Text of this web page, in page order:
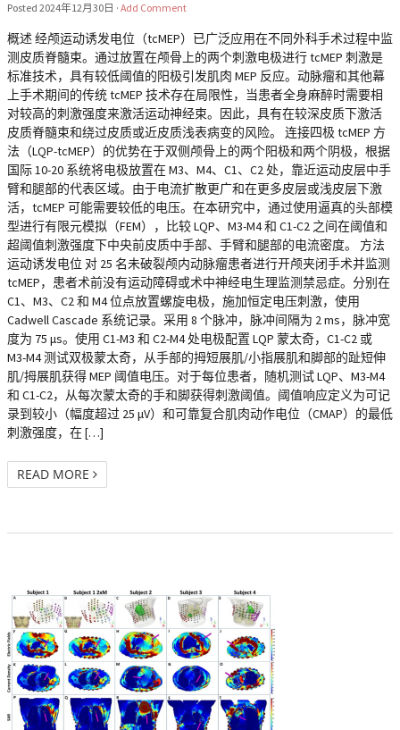
Posted 2024年12月30日 · Add Comment
概述 经颅运动诱发电位（tcMEP）已广泛应用在不同外科手术过程中监
测皮质脊髓束。通过放置在颅骨上的两个刺激电极进行 tcMEP 刺激是
标准技术，具有较低阈值的阳极引发肌肉 MEP 反应。动脉瘤和其他幕
上手术期间的传统 tcMEP 技术存在局限性，当患者全身麻醉时需要相
对较高的刺激强度来激活运动神经束。因此，具有在较深皮质下激活
皮质脊髓束和绕过皮质或近皮质浅表病变的风险。 连接四极 tcMEP 方
法（LQP-tcMEP）的优势在于双侧颅骨上的两个阳极和两个阴极，根据
国际 10-20 系统将电极放置在 M3、M4、C1、C2 处，靠近运动皮层中手
臂和腿部的代表区域。由于电流扩散更广和在更多皮层或浅皮层下激
活，tcMEP 可能需要较低的电压。在本研究中，通过使用逼真的头部模
型进行有限元模拟（FEM），比较 LQP、M3-M4 和 C1-C2 之间在阈值和
超阈值刺激强度下中央前皮质中手部、手臂和腿部的电流密度。 方法
运动诱发电位 对 25 名未破裂颅内动脉瘤患者进行开颅夹闭手术并监测
tcMEP，患者术前没有运动障碍或术中神经电生理监测禁忌症。分别在
C1、M3、C2 和 M4 位点放置螺旋电极，施加恒定电压刺激，使用
Cadwell Cascade 系统记录。采用 8 个脉冲，脉冲间隔为 2 ms，脉冲宽
度为 75 μs。使用 C1-M3 和 C2-M4 处电极配置 LQP 蒙太奇，C1-C2 或
M3-M4 测试双极蒙太奇，从手部的拇短展肌/小指展肌和脚部的趾短伸
肌/拇展肌获得 MEP 阈值电压。对于每位患者，随机测试 LQP、M3-M4
和 C1-C2，从每次蒙太奇的手和脚获得刺激阈值。阈值响应定义为可记
录到较小（幅度超过 25 μV）和可靠复合肌肉动作电位（CMAP）的最低
刺激强度，在 […]
READ MORE